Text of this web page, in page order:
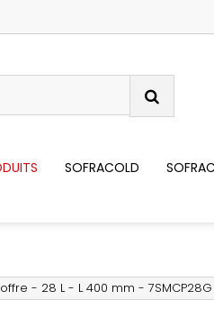
SOFRACOLD
- 28 L - L 400 mm - 7SMCP28G